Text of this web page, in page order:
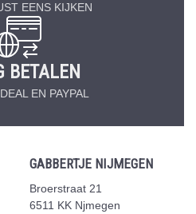
EENS KIJKEN
BETALEN
EN PAYPAL
GABBERTJE NIJMEGEN
Broerstraat 21
6511 KK Njmegen